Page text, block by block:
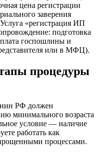
цена регистрации
заверения
«регистрация ИП
подготовка
госпошлины и
или в МФЦ).
процедуры
РФ должен
минимального возраста
условие — наличие
работать как
процессами.